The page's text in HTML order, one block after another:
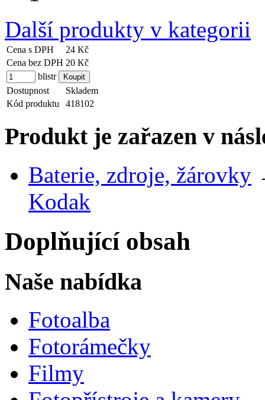
Další produkty v kategorii
Cena s DPH
24 Kč
Cena bez DPH 20 Kč
blistr
Dostupnost
Skladem
Kód produktu
418102
Produkt je zařazen v
Baterie, zdroje, žárovky
Kodak
Doplňující obsah
Naše nabídka
Fotoalba
Fotorámečky
Filmy